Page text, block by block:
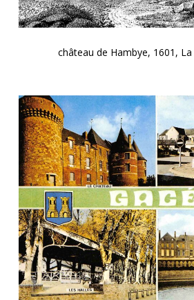
château de Hambye, 1601,